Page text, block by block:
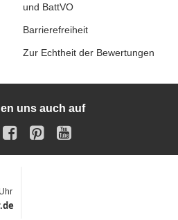
und BattVO
Barrierefreiheit
Zur Echtheit der Bewertungen
uns auch auf
FacebookPinterestYouTube